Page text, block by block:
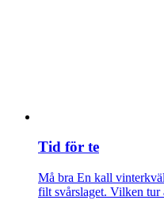
Tid för te
Må bra En kall
filt svårslaget. Vilken tur